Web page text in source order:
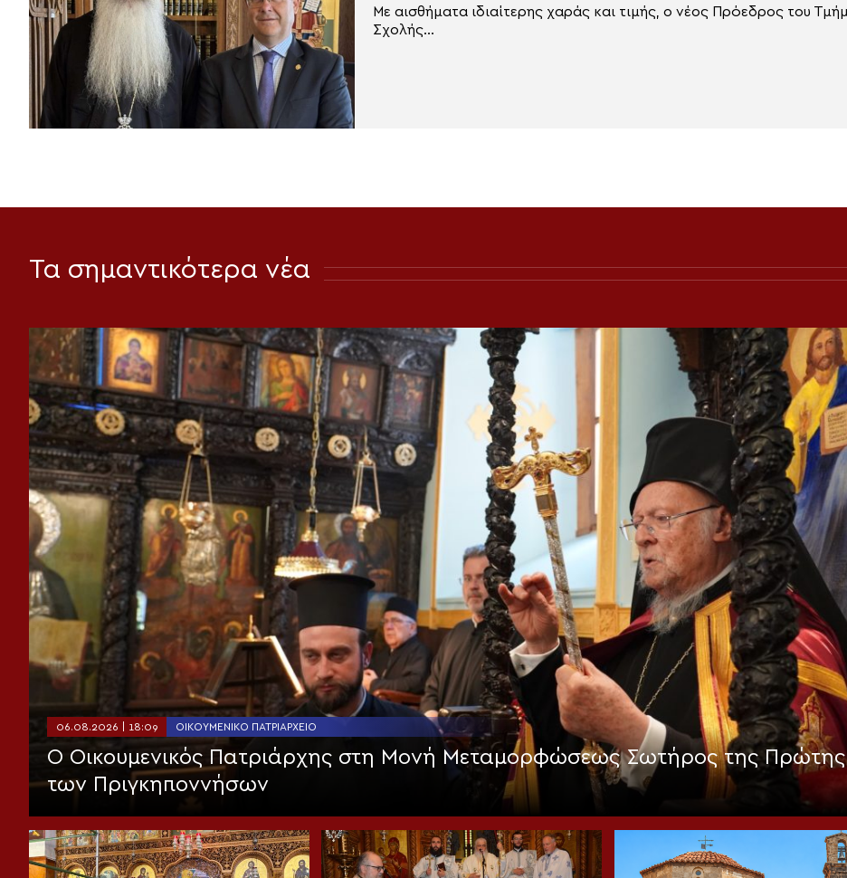
Με αισθήματα ιδιαίτερης χαράς και τιμής, ο νέος Πρόεδρος του
Σχολής...
Τα σημαντικότερα νέα
06.08.2026 | 18:09 ΟΙΚΟΥΜΕΝΙΚΌ ΠΑΤΡΙΑΡΧΕΊΟ
Ο Οικουμενικός Πατριάρχης στη Μονή Μεταμορφώσεως Σωτήρος της Πρώτης
των Πριγκηποννήσων